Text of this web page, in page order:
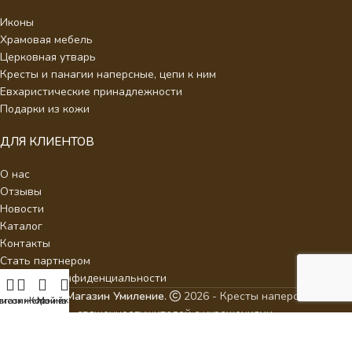
Иконы
Храмовая мебель
Церковная утварь
Кресты и панагии наперсные, цепи к ним
Евхаристические принадлежности
Подарки из кожи
ДЛЯ КЛИЕНТОВ
О нас
Отзывы
Новости
Каталог
Контакты
Стать партнером
Политика конфиденциальности
Интернет Магазин Умиление.
2026 - Кресты наперсные для
священнослужителей с украшениями.
желаний
Корзина
Мой аккаунт